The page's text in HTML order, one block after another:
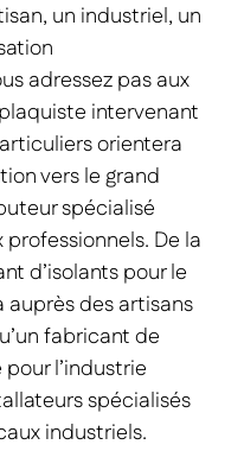
un industriel, un
adressez pas aux
intervenant
orientera
vers le grand
spécialisé
De la
d’isolants pour le
des artisans
fabricant de
l’industrie
spécialisés
industriels.